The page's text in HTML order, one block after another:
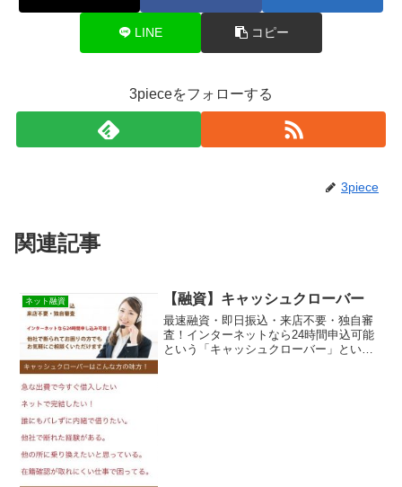
LINE コピー
3pieceをフォローする
3piece
関連記事
ネット融資 【融資】キャッシュクローバー
最速融資・即日振込・来店不要・独自審
査！インターネットなら24時間申込可能
という「キャッシュクローバー」という